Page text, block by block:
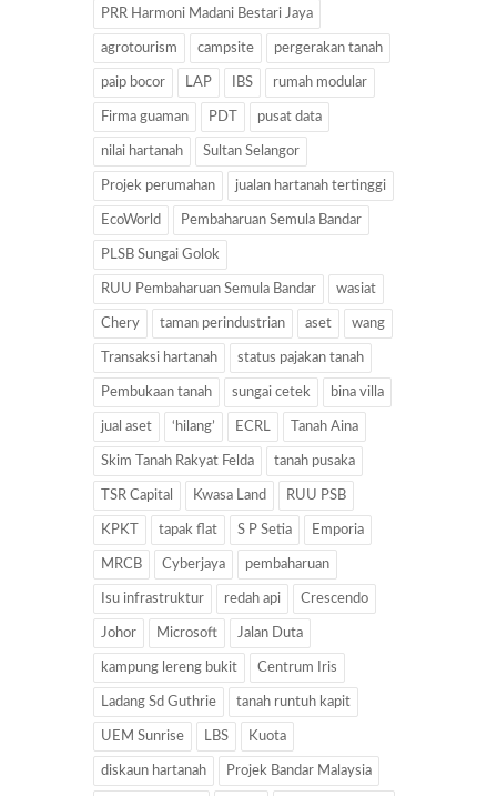
PRR Harmoni Madani Bestari Jaya
agrotourism campsite pergerakan tanah
paip bocor LAP IBS rumah modular
Firma guaman PDT pusat data
nilai hartanah Sultan Selangor
Projek perumahan jualan hartanah tertinggi
EcoWorld Pembaharuan Semula Bandar
PLSB Sungai Golok
RUU Pembaharuan Semula Bandar wasiat
Chery taman perindustrian aset wang
Transaksi hartanah status pajakan tanah
Pembukaan tanah sungai cetek bina villa
jual aset ‘hilang’ ECRL Tanah Aina
Skim Tanah Rakyat Felda tanah pusaka
TSR Capital Kwasa Land RUU PSB
KPKT tapak flat S P Setia Emporia
MRCB Cyberjaya pembaharuan
Isu infrastruktur redah api Crescendo
Johor Microsoft Jalan Duta
kampung lereng bukit Centrum Iris
Ladang Sd Guthrie tanah runtuh kapit
UEM Sunrise LBS Kuota
diskaun hartanah Projek Bandar Malaysia